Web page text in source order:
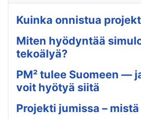
Kuinka onnistua
Miten hyödyntää
tekoälyä?
PM² tulee Suomeen —
voit hyötyä siitä
Projekti jumissa –